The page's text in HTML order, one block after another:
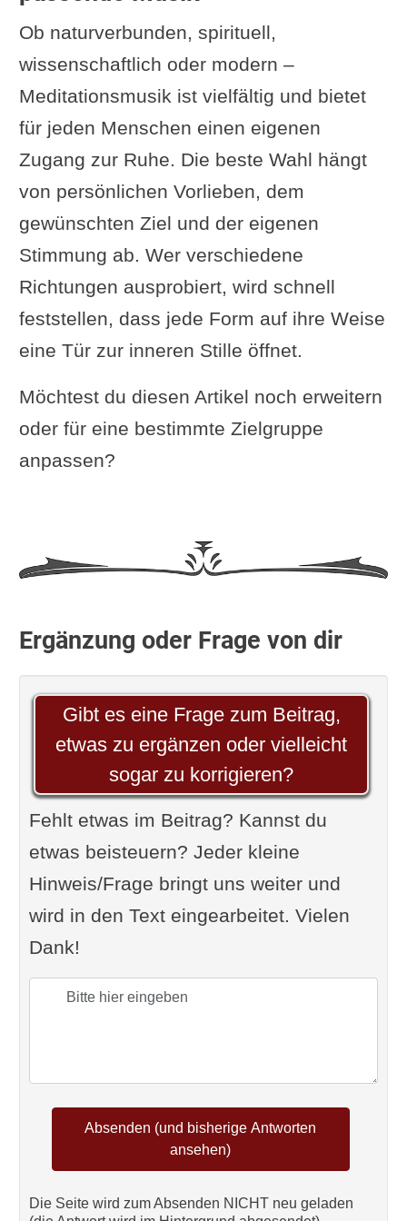
Ob naturverbunden, spirituell,
wissenschaftlich oder modern –
Meditationsmusik ist vielfältig und bietet
für jeden Menschen einen eigenen
Zugang zur Ruhe. Die beste Wahl hängt
von persönlichen Vorlieben, dem
gewünschten Ziel und der eigenen
Stimmung ab. Wer verschiedene
Richtungen ausprobiert, wird schnell
feststellen, dass jede Form auf ihre Weise
eine Tür zur inneren Stille öffnet.
Möchtest du diesen Artikel noch erweitern
oder für eine bestimmte Zielgruppe
anpassen?
Ergänzung oder Frage von dir
Gibt es eine Frage zum Beitrag,
etwas zu ergänzen oder vielleicht
sogar zu korrigieren?
Fehlt etwas im Beitrag? Kannst du
etwas beisteuern? Jeder kleine
Hinweis/Frage bringt uns weiter und
wird in den Text eingearbeitet. Vielen
Dank!
Die Seite wird zum Absenden NICHT neu geladen